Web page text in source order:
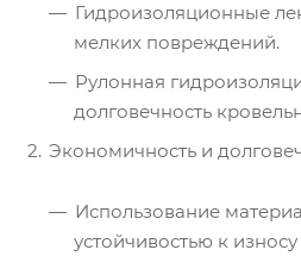
Гидроизоляционные
мелких повреждений.
Рулонная
долговечность
Экономичность и
Использование
устойчивостью к